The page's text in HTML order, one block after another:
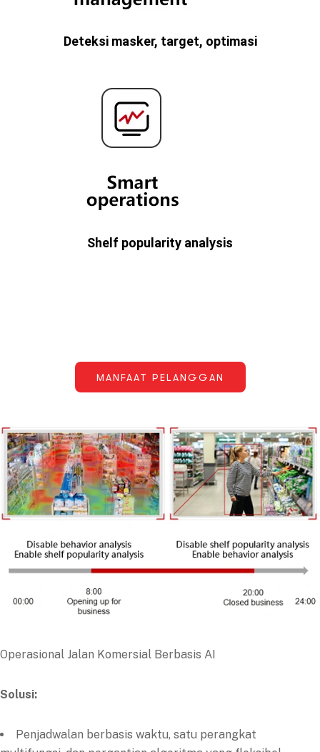
Deteksi masker, target, optimasi
Shelf popularity analysis
MANFAAT PELANGGAN
Operasional Jalan Komersial Berbasis AI
Solusi:
Penjadwalan berbasis waktu, satu perangkat